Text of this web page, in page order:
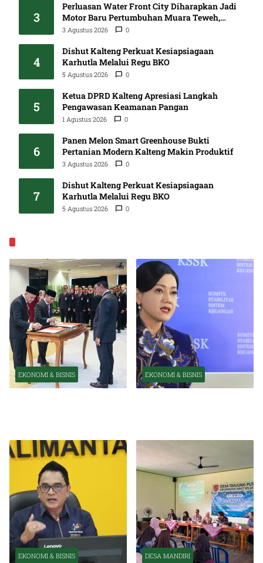
3
Perluasan Water Front City Diharapkan Jadi
Motor Baru Pertumbuhan Muara Teweh,
DPRD Minta Proses Libatkan Masyarakat
3 Agustus 2026 0
4
Dishut Kalteng Perkuat Kesiapsiagaan
Karhutla Melalui Regu BKO
5 Agustus 2026 0
5
Ketua DPRD Kalteng Apresiasi Langkah
Pengawasan Keamanan Pangan
1 Agustus 2026 0
6
Panen Melon Smart Greenhouse Bukti
Pertanian Modern Kalteng Makin Produktif
3 Agustus 2026 0
7
Dishut Kalteng Perkuat Kesiapsiagaan
Karhutla Melalui Regu BKO
5 Agustus 2026 0
EKONOMI & BISNIS EKONOMI & BISNIS
EKONOMI & BISNIS DESA MANDIRI